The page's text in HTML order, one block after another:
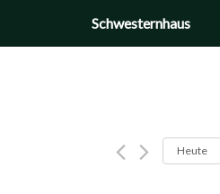
Schwesternhaus
Heute